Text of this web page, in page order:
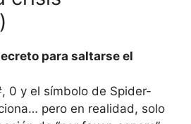
para saltarse el
0 y el símbolo de Spider-
pero en realidad, solo